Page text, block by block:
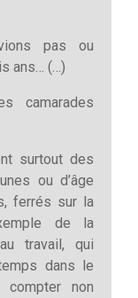
pas ou
ans… (…)
camarades
surtout des
ou d’âge
ferrés sur la
de la
travail, qui
dans le
non